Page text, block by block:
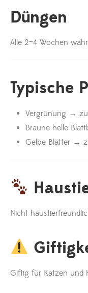
Düngen
Alle 2–4 Wochen
Typische
Vergrünung →
Braune helle
Gelbe Blätter →
Nicht
Giftig für Katzen und